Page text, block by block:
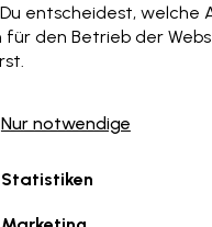
Blau Karten
entscheidest, welche
für den Betrieb der
Nur notwendige
Statistiken